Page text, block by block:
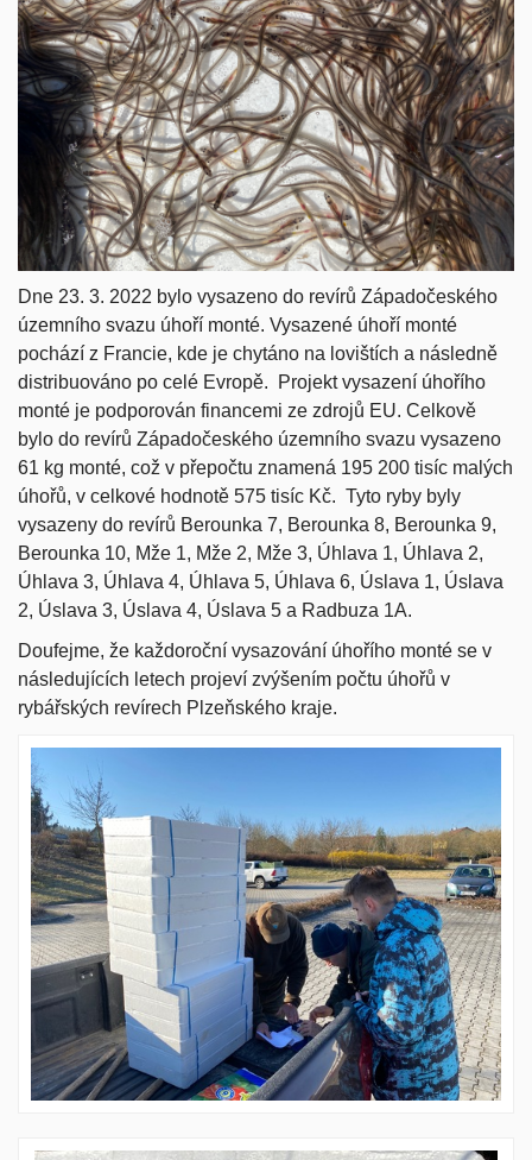
Dne 23. 3. 2022 bylo vysazeno do revírů Západočeského
územního svazu úhoří monté. Vysazené úhoří monté
pochází z Francie, kde je chytáno na lovištích a následně
distribuováno po celé Evropě. Projekt vysazení úhořího
monté je podporován financemi ze zdrojů EU. Celkově
bylo do revírů Západočeského územního svazu vysazeno
61 kg monté, což v přepočtu znamená 195 200 tisíc malých
úhořů, v celkové hodnotě 575 tisíc Kč. Tyto ryby byly
vysazeny do revírů Berounka 7, Berounka 8, Berounka 9,
Berounka 10, Mže 1, Mže 2, Mže 3, Úhlava 1, Úhlava 2,
Úhlava 3, Úhlava 4, Úhlava 5, Úhlava 6, Úslava 1, Úslava
2, Úslava 3, Úslava 4, Úslava 5 a Radbuza 1A.
Doufejme, že každoroční vysazování úhořího monté se v
následujících letech projeví zvýšením počtu úhořů v
rybářských revírech Plzeňského kraje.